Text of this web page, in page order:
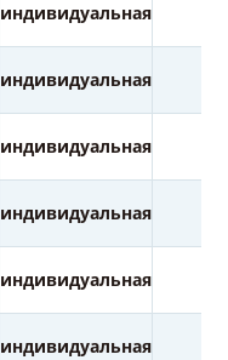
индивидуальная
индивидуальная
индивидуальная
индивидуальная
индивидуальная
индивидуальная